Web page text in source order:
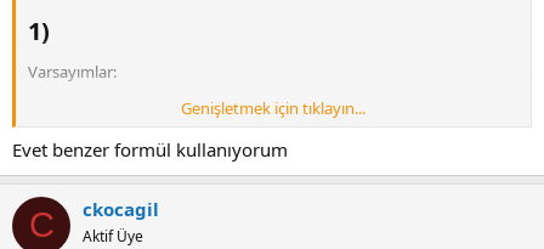
1)​
Varsayımlar:
R0 = 100 Ω @ T0 = 0 °C (PT100)
α = 0.00392 °C⁻¹
Örnek: T = 100 °CR(100) = 100 · [1 + 0.00392·(100 − 0)] = 100 · (1 +
Genişletmek için tıklayın...
Evet benzer formül kullanıyorum
C ckocagil
Aktif Üye